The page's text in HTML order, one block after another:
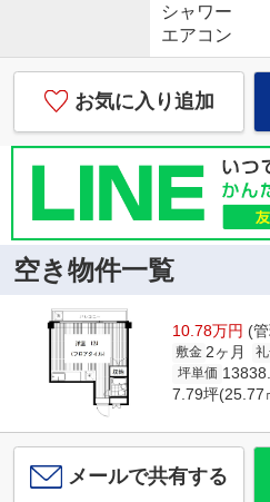
シャワー
エアコン
お気に入り追加
空き物件一覧
10.78万円 (
敷金 2ヶ月
坪単価
7.79坪(25.77
メールで共有する